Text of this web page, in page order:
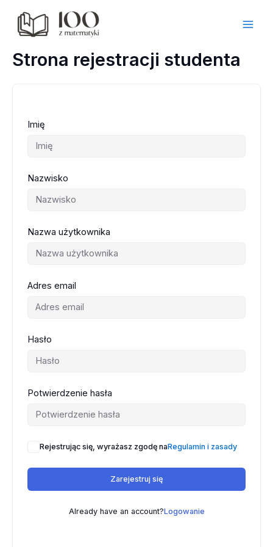
treści
Strona rejestracji studenta
Imię
Nazwisko
Nazwa użytkownika
Adres email
Hasło
Potwierdzenie hasła
Rejestrując się, wyrażasz zgodę naRegulamin i zasady
Zarejestruj się
Already have an account?Logowanie